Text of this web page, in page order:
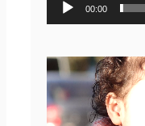
00:00
Reproductor
de
video